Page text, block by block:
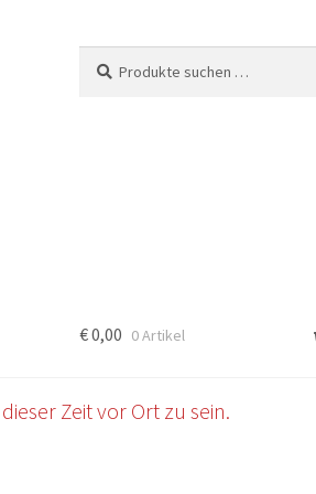
nach:
€0,00 0 Artikel
Zeit vor Ort zu sein.